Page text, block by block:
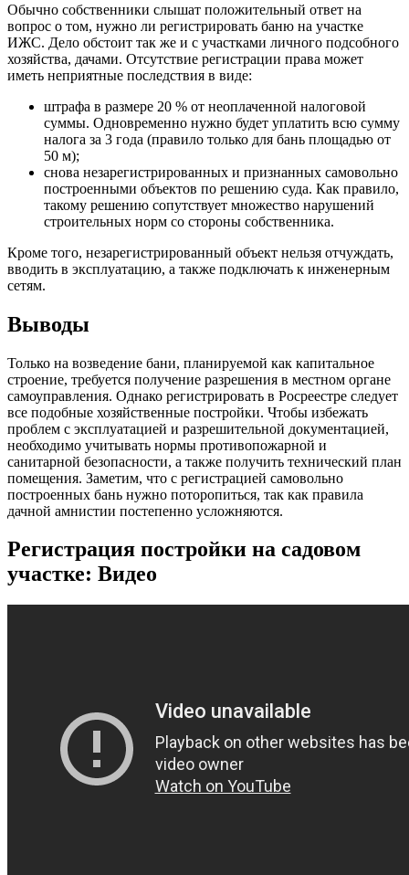
Обычно собственники слышат положительный ответ на
вопрос о том, нужно ли регистрировать баню на участке
ИЖС. Дело обстоит так же и с участками личного подсобного
хозяйства, дачами. Отсутствие регистрации права может
иметь неприятные последствия в виде:
штрафа в размере 20 % от неоплаченной налоговой
суммы. Одновременно нужно будет уплатить всю сумму
налога за 3 года (правило только для бань площадью от
50 м);
снова незарегистрированных и признанных самовольно
построенными объектов по решению суда. Как правило,
такому решению сопутствует множество нарушений
строительных норм со стороны собственника.
Кроме того, незарегистрированный объект нельзя отчуждать,
вводить в эксплуатацию, а также подключать к инженерным
сетям.
Выводы
Только на возведение бани, планируемой как капитальное
строение, требуется получение разрешения в местном органе
самоуправления. Однако регистрировать в Росреестре следует
все подобные хозяйственные постройки. Чтобы избежать
проблем с эксплуатацией и разрешительной документацией,
необходимо учитывать нормы противопожарной и
санитарной безопасности, а также получить технический план
помещения. Заметим, что с регистрацией самовольно
построенных бань нужно поторопиться, так как правила
дачной амнистии постепенно усложняются.
Регистрация постройки на садовом
участке: Видео